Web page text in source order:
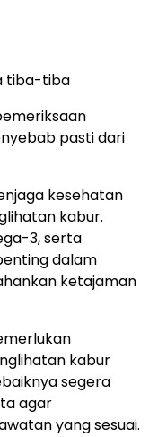
tiba-tiba
pasti dari
kesehatan
kabur.
3, serta
dalam
ketajaman
kabur
segera
agar
yang sesuai.